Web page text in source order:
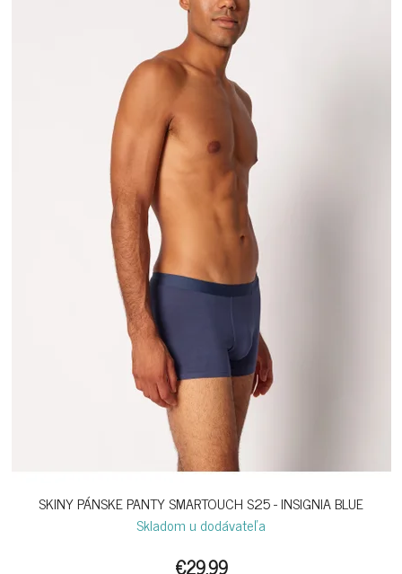
SKINY PÁNSKE PANTY SMARTOUCH S25 - INSIGNIA BLUE
Skladom u dodávateľa
€29,99